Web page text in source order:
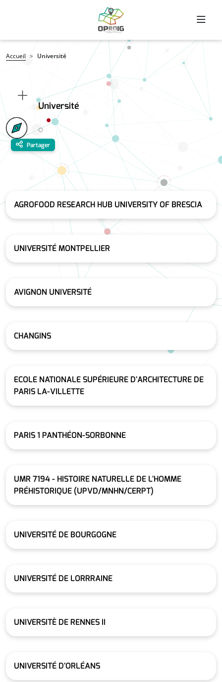
Fil d'Ariane
Accueil Université
Université
Partager
AGROFOOD RESEARCH HUB UNIVERSITY OF BRESCIA
UNIVERSITÉ MONTPELLIER
AVIGNON UNIVERSITÉ
CHANGINS
ECOLE NATIONALE SUPÉRIEURE D'ARCHITECTURE DE
PARIS LA-VILLETTE
PARIS 1 PANTHÉON-SORBONNE
UMR 7194 - HISTOIRE NATURELLE DE L'HOMME
PRÉHISTORIQUE (UPVD/MNHN/CERPT)
UNIVERSITÉ DE BOURGOGNE
UNIVERSITÉ DE LORRRAINE
UNIVERSITÈ DE RENNES II
UNIVERSITÉ D'ORLÉANS